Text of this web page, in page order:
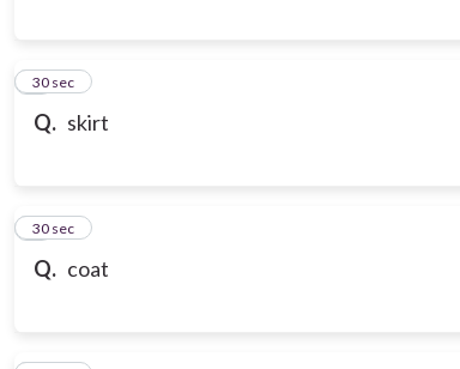
Q. skirt
4
30 sec
Q. coat
5
30 sec